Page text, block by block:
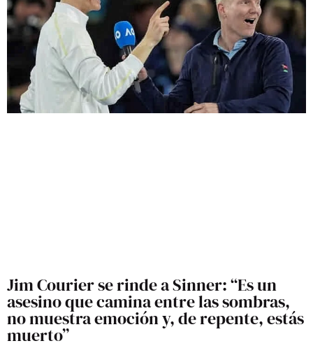
Jim Courier se rinde a Sinner: “Es un
asesino que camina entre las sombras,
no muestra emoción y, de repente, estás
muerto”